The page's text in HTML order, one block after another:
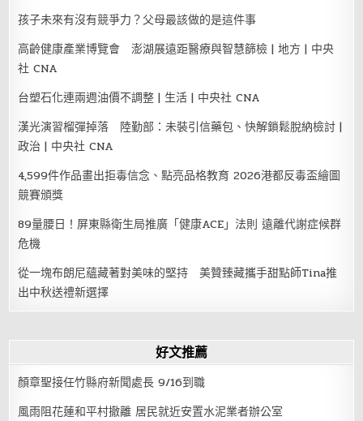
孩子未來有沒有競爭力？父母最該做的是這件事
高齡健康產業博覽會 澎湖展遠距醫療與智慧篩檢 | 地方 | 中央
社 CNA
台塑石化連兩週油價不調整 | 生活 | 中央社 CNA
漢光演習榴彈掉落 陸勤部：未裝引信藥包、快解鎖鬆脫納檢討 |
政治 | 中央社 CNA
4,599件作品畫出拒毒信念、點亮品格教育 2026港都反毒盃繪圖
競賽頒獎
89量腰日！屏東縣衛生局推廣「健康ACE」法則 遠離代謝症候群
危機
從一塊布朗尼蘊藏著對美味的堅持 美贊臻藏攜手甜點師Tina推
出中秋送禮新選擇
好文推薦
顏章聖接任竹縣府新聞處長 9/16到職
風雨阻花蓮和平村撤離 居民就近安置水泥業者辦公室